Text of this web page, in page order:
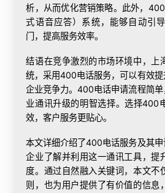
析，从而优化营销策略。此外，
式语音应答）系统，能够自动引
门，提高服务效率。
结语在竞争激烈的市场环境中，上
统，采用400电话服务，可以有效
企业竞争力。400电话申请流程简
业通讯升级的明智选择。选择400
效，客户服务更贴心。
本文详细介绍了400电话服务及其
企业了解并利用这一通讯工具，提
度。通过自然融入关键词，本文不
则，也为用户提供了有价值的信息